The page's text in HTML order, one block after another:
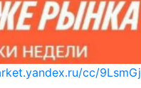
cc/9LsmGj